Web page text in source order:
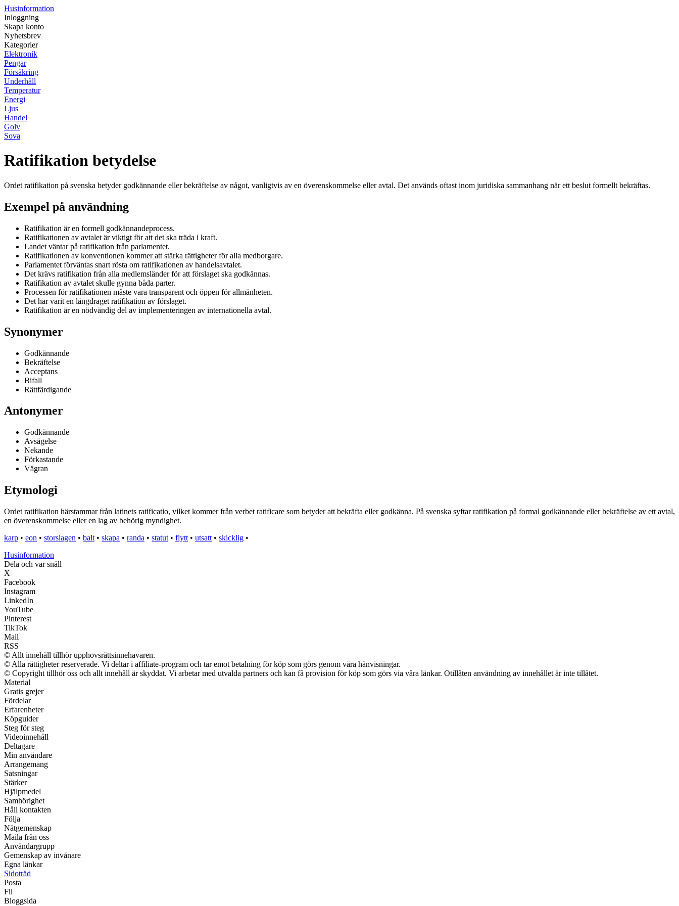
Husinformation
Inloggning
Skapa konto
Nyhetsbrev
Kategorier
Elektronik
Pengar
Försäkring
Underhåll
Temperatur
Energi
Ljus
Handel
Golv
Sova
Ratifikation betydelse
Ordet ratifikation på svenska betyder godkännande eller bekräftelse av något, vanligtvis av en överenskommelse eller avtal. Det används oftast inom juridiska sammanhang när ett beslut formellt bekräftas.
Exempel på användning
Ratifikation är en formell godkännandeprocess.
Ratifikationen av avtalet är viktigt för att det ska träda i kraft.
Landet väntar på ratifikation från parlamentet.
Ratifikationen av konventionen kommer att stärka rättigheter för alla medborgare.
Parlamentet förväntas snart rösta om ratifikationen av handelsavtalet.
Det krävs ratifikation från alla medlemsländer för att förslaget ska godkännas.
Ratifikation av avtalet skulle gynna båda parter.
Processen för ratifikationen måste vara transparent och öppen för allmänheten.
Det har varit en långdraget ratifikation av förslaget.
Ratifikation är en nödvändig del av implementeringen av internationella avtal.
Synonymer
Godkännande
Bekräftelse
Acceptans
Bifall
Rättfärdigande
Antonymer
Godkännande
Avsägelse
Nekande
Förkastande
Vägran
Etymologi
Ordet ratifikation härstammar från latinets ratificatio, vilket kommer från verbet ratificare som betyder att bekräfta eller godkänna. På svenska syftar ratifikation på formal godkännande eller bekräftelse av ett avtal,
en överenskommelse eller en lag av behörig myndighet.
karp • eon • storslagen • balt • skapa • randa • statut • flytt • utsatt • skicklig •
Husinformation
Dela och var snäll
X
Facebook
Instagram
LinkedIn
YouTube
Pinterest
TikTok
Mail
RSS
© Allt innehåll tillhör upphovsrättsinnehavaren.
© Alla rättigheter reserverade. Vi deltar i affiliate-program och tar emot betalning för köp som görs genom våra hänvisningar.
© Copyright tillhör oss och allt innehåll är skyddat. Vi arbetar med utvalda partners och kan få provision för köp som görs via våra länkar. Otillåten användning av innehållet är inte tillåtet.
Material
Gratis grejer
Fördelar
Erfarenheter
Köpguider
Steg för steg
Videoinnehåll
Deltagare
Min användare
Arrangemang
Satsningar
Stärker
Hjälpmedel
Samhörighet
Håll kontakten
Följa
Nätgemenskap
Maila från oss
Användargrupp
Gemenskap av invånare
Egna länkar
Sidoträd
Posta
Fil
Bloggsida